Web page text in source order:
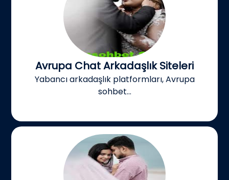
Avrupa Chat Arkadaşlık Siteleri
Yabancı arkadaşlık platformları, Avrupa
sohbet...